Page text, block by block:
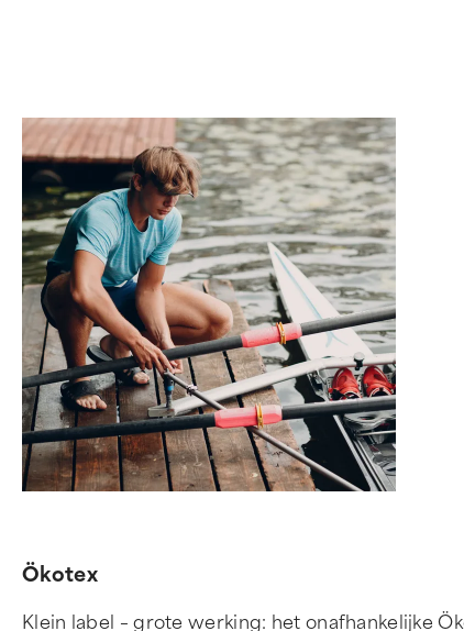
Ökotex
Klein label – grote werking: het onafhankelijke